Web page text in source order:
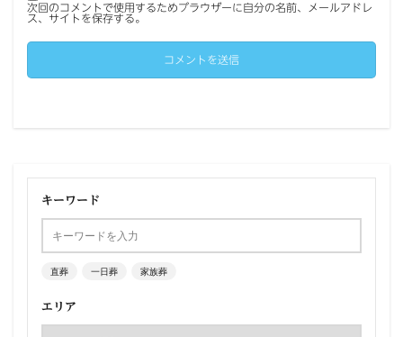
次回のコメントで使用するためブラウザーに自分の名前、メールアドレ
ス、サイトを保存する。
キーワード
直葬 一日葬 家族葬
エリア